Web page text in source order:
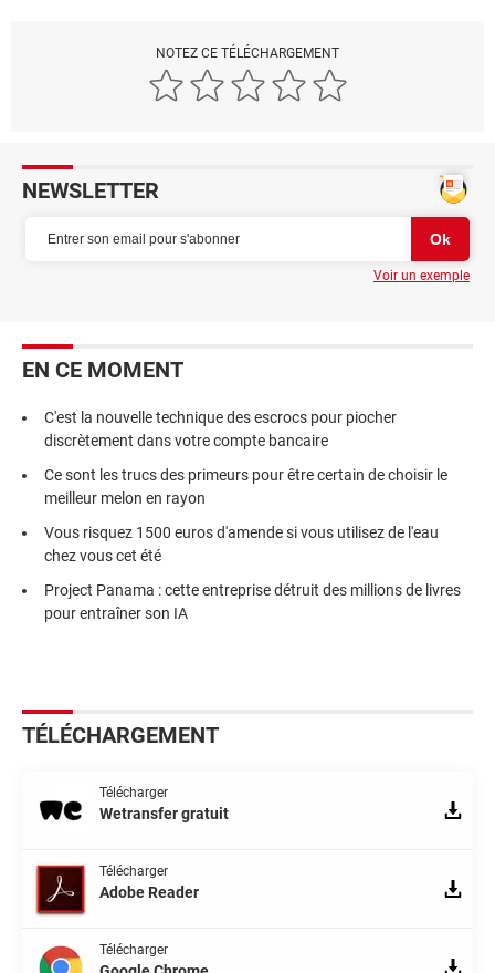
NOTEZ CE TÉLÉCHARGEMENT
NEWSLETTER
Voir un exemple
EN CE MOMENT
C'est la nouvelle technique des escrocs pour piocher
discrètement dans votre compte bancaire
Ce sont les trucs des primeurs pour être certain de choisir le
meilleur melon en rayon
Vous risquez 1500 euros d'amende si vous utilisez de l'eau
chez vous cet été
Project Panama : cette entreprise détruit des millions de livres
pour entraîner son IA
TÉLÉCHARGEMENT
Télécharger
Wetransfer gratuit
Télécharger
Adobe Reader
Télécharger